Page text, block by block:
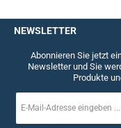
NEWSLETTER
Abonnieren Sie jetzt
Newsletter und Sie
Produkte
Mail-